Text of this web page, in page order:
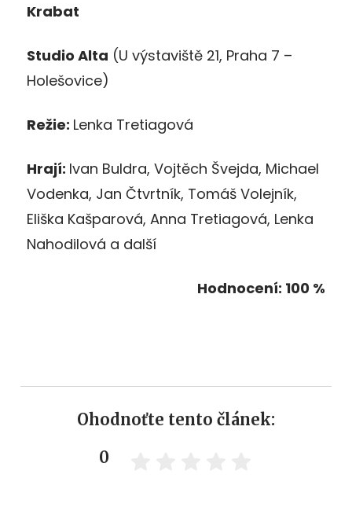
Krabat
Studio Alta (U výstaviště 21, Praha 7 –
Holešovice)
Režie: Lenka Tretiagová
Hrají: Ivan Buldra, Vojtěch Švejda, Michael
Vodenka, Jan Čtvrtník, Tomáš Volejník,
Eliška Kašparová, Anna Tretiagová, Lenka
Nahodilová a další
Hodnocení: 100 %
Ohodnoťte tento článek:
0